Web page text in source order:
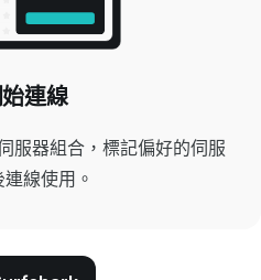
連線
服器組合，標記偏好的伺服
線使用。